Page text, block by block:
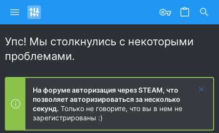
Упс! Мы столкнулись с некоторыми
проблемами.
На форуме авторизация через STEAM, что
позволяет авторизироваться за несколько
секунд. Только не говорите, что вы в нем не
зарегистрированы :)